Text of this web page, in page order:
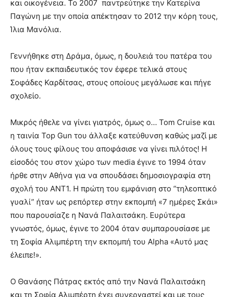
και οικογένεια. Το 2007 παντρεύτηκε την Κατερίνα
Παγώνη με την οποία απέκτησαν το 2012 την κόρη τους,
Ίλια Μανόλια.
Γεννήθηκε στη Δράμα, όμως, η δουλειά του πατέρα του
που ήταν εκπαιδευτικός τον έφερε τελικά στους
Σοφάδες Καρδίτσας, στους οποίους μεγάλωσε και πήγε
σχολείο.
Μικρός ήθελε να γίνει γιατρός, όμως ο… Tom Cruise και
η ταινία Top Gun του άλλαξε κατεύθυνση καθώς μαζί με
όλους τους φίλους του αποφάσισε να γίνει πιλότος! Η
είσοδός του στον χώρο των media έγινε το 1994 όταν
ήρθε στην Αθήνα για να σπουδάσει δημοσιογραφία στη
σχολή του ΑΝΤ1. Η πρώτη του εμφάνιση στο “τηλεοπτικό
γυαλί” ήταν ως ρεπόρτερ στην εκπομπή «7 ημέρες Σκάι»
που παρουσίαζε η Νανά Παλαιτσάκη. Ευρύτερα
γνωστός, όμως, έγινε το 2004 όταν συμπαρουσίασε με
τη Σοφία Αλιμπέρτη την εκπομπή του Alpha «Αυτό μας
έλειπε!».
Ο Θανάσης Πάτρας εκτός από την Νανά Παλαιτσάκη
και τη Σοφία Αλιμπέρτη έχει συνεργαστεί και με τους